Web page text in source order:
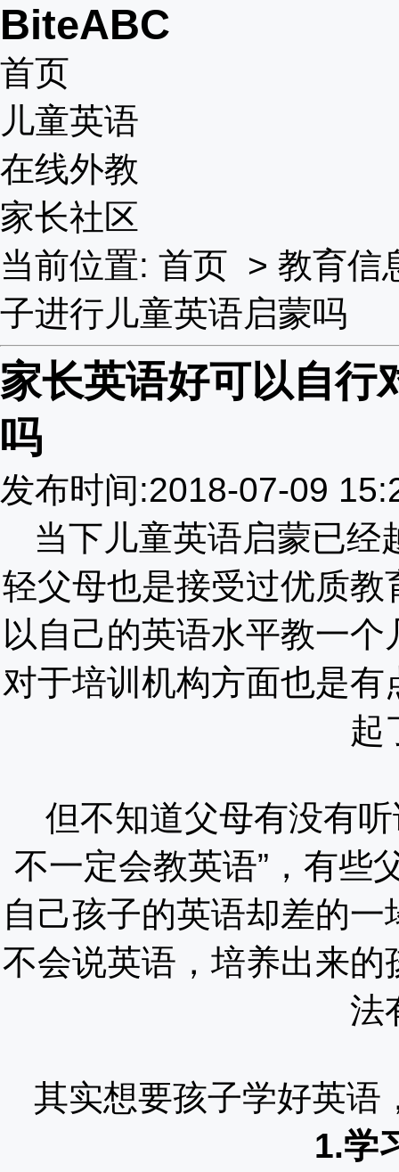
BiteABC
首页
儿童英语
在线外教
家长社区
当前位置: 首页 > 教育信
子进行儿童英语启蒙吗
家长英语好可以自行
吗
发布时间:2018-07-09
当下儿童英语启蒙已经
轻父母也是接受过优质
以自己的英语水平教一
对于培训机构方面也是
起
但不知道父母有没有
不一定会教英语”，有些
自己孩子的英语却差的
不会说英语，培养出来
法
其实想要孩子学好英语
1.学